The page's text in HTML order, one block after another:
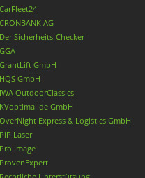
CarFleet24
CRONBANK AG
Der Sicherheits-Checker
GGA
GrantLift GmbH
HQS GmbH
IWA OutdoorClassics
KVoptimal.de GmbH
OverNight Express & Logistics GmbH
PiP Laser
Pro Image
ProvenExpert